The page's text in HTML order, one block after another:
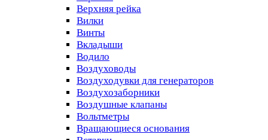
Верхняя рейка
Вилки
Винты
Вкладыши
Водило
Воздуховоды
Воздуходувки для генераторов
Воздухозаборники
Воздушные клапаны
Вольтметры
Вращающиеся основания